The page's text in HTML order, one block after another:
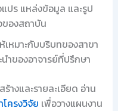
ปร แหล่งข้อมูล และรูป
องสถาบัน
เหมาะกับบริบทของสาขา
ำของอาจารย์ที่ปรึกษา
างและรายละเอียด อ่าน
โครงวิจัย เพื่อวางแผนงาน